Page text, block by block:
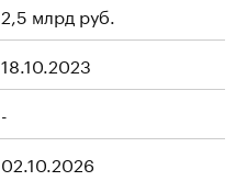
2,5 млрд руб.
18.10.2023
-
02.10.2026